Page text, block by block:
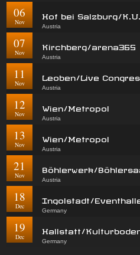
06
Nov
Hof bei Salzburg/
Austria
07
Nov
Kirchberg/arena365
Austria
11
Nov
Leoben/Live
Austria
12
Nov
Wien/Metropol
Austria
13
Nov
Wien/Metropol
Austria
21
Nov
Böhlerwerk/
Austria
18
Dec
Ingolstadt/
Germany
19
Dec
Hallstatt/
Germany